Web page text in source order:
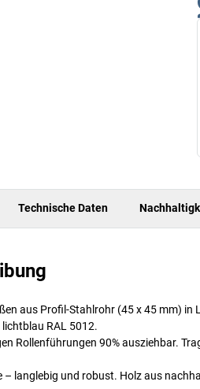
Technische Daten
aus Profil-Stahlrohr (45 x 45 mm)
RAL 5012.
Rollenführungen 90% ausziehbar.
– langlebig und robust. Holz aus